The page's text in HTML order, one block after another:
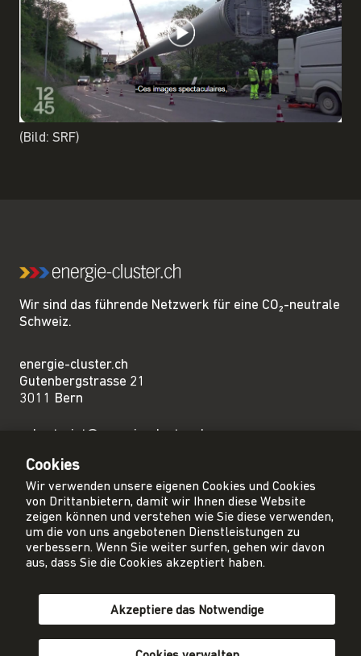
(Bild: SRF)
Wir sind das führende Netzwerk für eine CO₂-neutrale
Schweiz.
energie-cluster.ch
Gutenbergstrasse 21
3011 Bern
sekretariat@energie-cluster.ch
Privacy Policy
Impressum
AGB
Mitglied werden
Cookies
Wir verwenden unsere eigenen Cookies und Cookies
von Drittanbietern, damit wir Ihnen diese Website
zeigen können und verstehen wie Sie diese verwenden,
um die von uns angebotenen Dienstleistungen zu
verbessern. Wenn Sie weiter surfen, gehen wir davon
aus, dass Sie die Cookies akzeptiert haben.
Akzeptiere das Notwendige